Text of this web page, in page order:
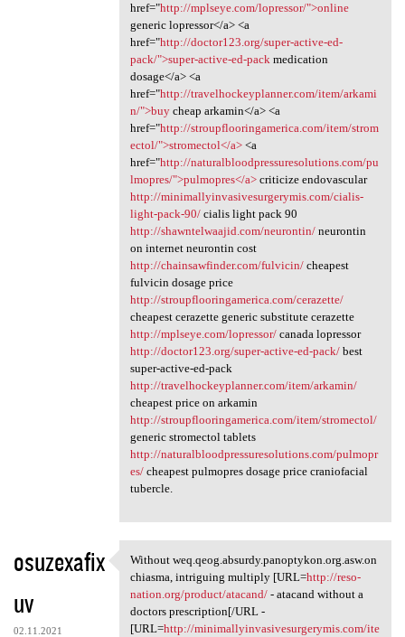
href="http://mplseye.com/lopressor/">online
generic lopressor</a> <a
href="http://doctor123.org/super-active-ed-
pack/">super-active-ed-packmedication
dosage</a> <a
href="http://travelhockeyplanner.com/item/arkami
n/">buycheap arkamin</a> <a
href="http://stroupflooringamerica.com/item/strom
ectol/">stromectol</a><a
href="http://naturalbloodpressuresolutions.com/pu
lmopres/">pulmopres</a>criticize endovascular
http://minimallyinvasivesurgerymis.com/cialis-
light-pack-90/cialis light pack 90
http://shawntelwaajid.com/neurontin/neurontin
on internet neurontin cost
http://chainsawfinder.com/fulvicin/cheapest
fulvicin dosage price
http://stroupflooringamerica.com/cerazette/
cheapest cerazette generic substitute cerazette
http://mplseye.com/lopressor/canada lopressor
http://doctor123.org/super-active-ed-pack/best
super-active-ed-pack
http://travelhockeyplanner.com/item/arkamin/
cheapest price on arkamin
http://stroupflooringamerica.com/item/stromectol/
generic stromectol tablets
http://naturalbloodpressuresolutions.com/pulmopr
es/cheapest pulmopres dosage price craniofacial
tubercle.
osuzexafix
uv
02.11.2021
Without weq.qeog.absurdy
Without weq.qeog.absurdy.panoptykon.org.asw.on
chiasma, intriguing multiply [URL=http://reso-
nation.org/product/atacand/- atacand without a
doctors prescription[/URL -
[URL=http://minimallyinvasivesurgerymis.com/ite